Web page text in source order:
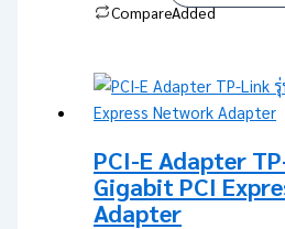
CompareAdded
PCI-E Adapter
Gigabit PCI
Adapter